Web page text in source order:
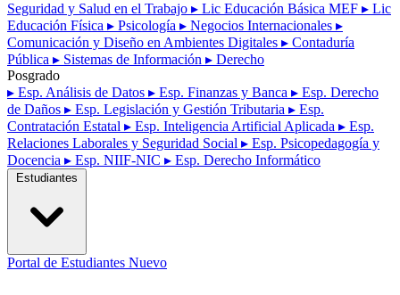
Seguridad y Salud en el Trabajo ▸ Lic Educación Básica MEF ▸ Lic
Educación Física ▸ Psicología ▸ Negocios Internacionales ▸
Comunicación y Diseño en Ambientes Digitales ▸ Contaduría
Pública ▸ Sistemas de Información ▸ Derecho
Posgrado
▸ Esp. Análisis de Datos ▸ Esp. Finanzas y Banca ▸ Esp. Derecho
de Daños ▸ Esp. Legislación y Gestión Tributaria ▸ Esp.
Contratación Estatal ▸ Esp. Inteligencia Artificial Aplicada ▸ Esp.
Relaciones Laborales y Seguridad Social ▸ Esp. Psicopedagogía y
Docencia ▸ Esp. NIIF-NIC ▸ Esp. Derecho Informático
Portal de Estudiantes Nuevo